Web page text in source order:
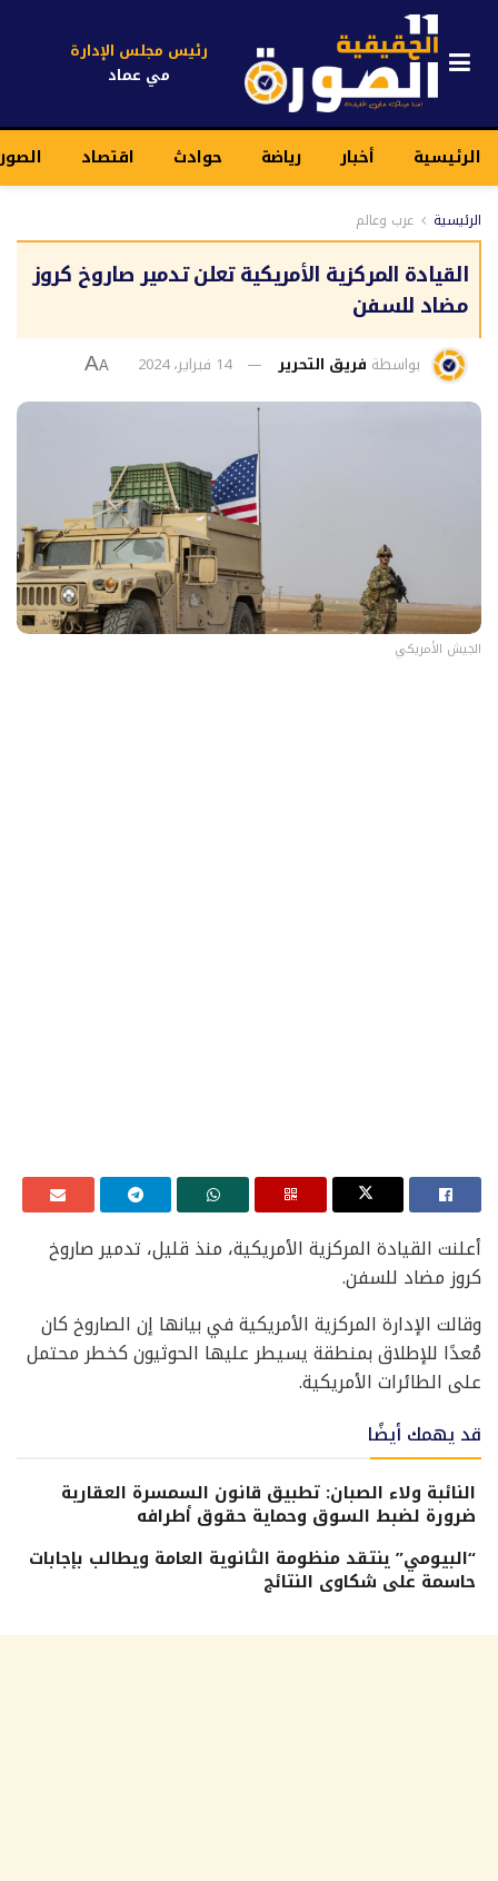
رئيس مجلس الإدارة
مي عماد
الرئيسية أخبار رياضة حوادث اقتصاد
الرئيسية عرب وعالم
القيادة المركزية الأمريكية تعلن تدمير صاروخ كروز
مضاد للسفن
بواسطة فريق التحرير 14 فبراير، 2024 A
A
الجيش الأمريكي
أعلنت القيادة المركزية الأمريكية، منذ قليل، تدمير صاروخ
كروز مضاد للسفن.
وقالت الإدارة المركزية الأمريكية في بيانها إن الصاروخ كان
مُعدًا للإطلاق بمنطقة يسيطر عليها الحوثيون كخطر محتمل
على الطائرات الأمريكية.
قد يهمك أيضًا
النائبة ولاء الصبان: تطبيق قانون السمسرة العقارية
ضرورة لضبط السوق وحماية حقوق أطرافه
“البيومي” ينتقد منظومة الثانوية العامة ويطالب بإجابات
حاسمة على شكاوى النتائج